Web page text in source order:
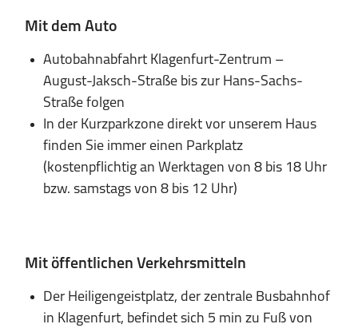
Mit dem Auto
Autobahnabfahrt Klagenfurt-Zentrum –
August-Jaksch-Straße bis zur Hans-Sachs-
Straße folgen
In der Kurzparkzone direkt vor unserem Haus
finden Sie immer einen Parkplatz
(kostenpflichtig an Werktagen von 8 bis 18 Uhr
bzw. samstags von 8 bis 12 Uhr)
Mit öffentlichen Verkehrsmitteln
Der Heiligengeistplatz, der zentrale Busbahnhof
in Klagenfurt, befindet sich 5 min zu Fuß von